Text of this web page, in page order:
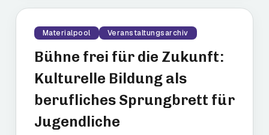
Materialpool Veranstaltungsarchiv
Bühne frei für die Zukunft:
Kulturelle Bildung als
berufliches Sprungbrett für
Jugendliche